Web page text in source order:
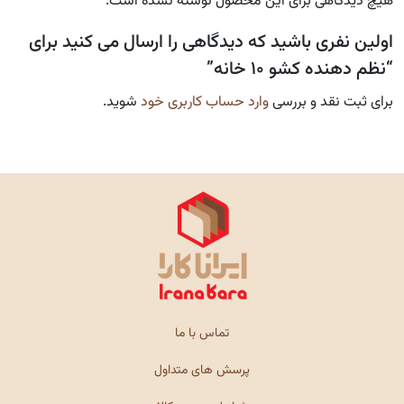
اولین نفری باشید که دیدگاهی را ارسال می کنید برای
“نظم دهنده کشو ۱۰ خانه”
برای ثبت نقد و بررسیوارد حساب کاربری خود شوید.
تماس با ما
پرسش های متداول